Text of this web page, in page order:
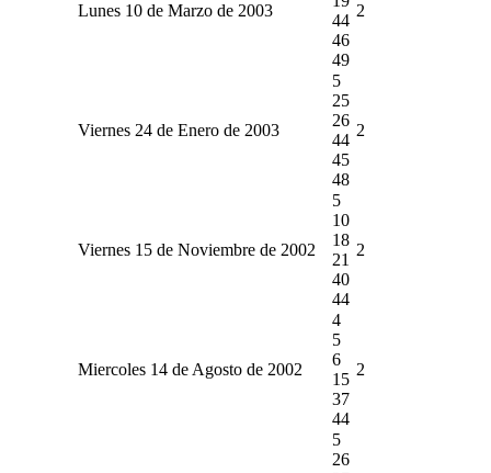
Lunes 10 de Marzo de 2003
44
46
49
2
Viernes 24 de Enero de 2003
5
25
26
44
45
48
2
Viernes 15 de Noviembre de 2002
5
10
18
21
40
44
2
Miercoles 14 de Agosto de 2002
4
5
6
15
37
44
2
5
26